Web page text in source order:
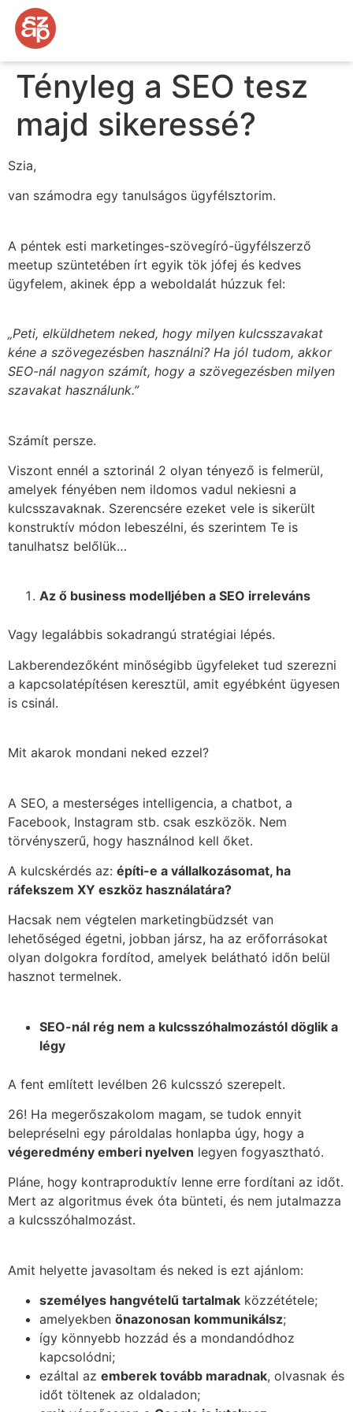
Tényleg a SEO tesz
majd sikeressé?
Szia,
van számodra egy tanulságos ügyfélsztorim.
A péntek esti marketinges-szövegíró-ügyfélszerző
meetup szüntetében írt egyik tök jófej és kedves
ügyfelem, akinek épp a weboldalát húzzuk fel:
„Peti, elküldhetem neked, hogy milyen kulcsszavakat
kéne a szövegezésben használni? Ha jól tudom, akkor
SEO-nál nagyon számít, hogy a szövegezésben milyen
szavakat használunk.”
Számít persze.
Viszont ennél a sztorinál 2 olyan tényező is felmerül,
amelyek fényében nem ildomos vadul nekiesni a
kulcsszavaknak. Szerencsére ezeket vele is sikerült
konstruktív módon lebeszélni, és szerintem Te is
tanulhatsz belőlük…
Az ő business modelljében a SEO irreleváns
Vagy legalábbis sokadrangú stratégiai lépés.
Lakberendezőként minőségibb ügyfeleket tud szerezni
a kapcsolatépítésen keresztül, amit egyébként ügyesen
is csinál.
Mit akarok mondani neked ezzel?
A SEO, a mesterséges intelligencia, a chatbot, a
Facebook, Instagram stb. csak eszközök. Nem
törvényszerű, hogy használnod kell őket.
A kulcskérdés az: építi-e a vállalkozásomat, ha
ráfekszem XY eszköz használatára?
Hacsak nem végtelen marketingbüdzsét van
lehetőséged égetni, jobban jársz, ha az erőforrásokat
olyan dolgokra fordítod, amelyek belátható időn belül
hasznot termelnek.
SEO-nál rég nem a kulcsszóhalmozástól döglik a
légy
A fent említett levélben 26 kulcsszó szerepelt.
26! Ha megerőszakolom magam, se tudok ennyit
belepréselni egy pároldalas honlapba úgy, hogy a
végeredmény emberi nyelven legyen fogyasztható.
Pláne, hogy kontraproduktív lenne erre fordítani az időt.
Mert az algoritmus évek óta bünteti, és nem jutalmazza
a kulcsszóhalmozást.
Amit helyette javasoltam és neked is ezt ajánlom:
személyes hangvételű tartalmak közzététele;
amelyekben önazonosan kommunikálsz;
így könnyebb hozzád és a mondandódhoz
kapcsolódni;
ezáltal az emberek tovább maradnak, olvasnak és
időt töltenek az oldaladon;